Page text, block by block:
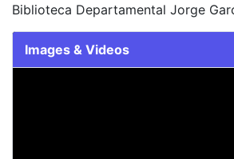
Biblioteca Departamental Jorge
Images & Videos